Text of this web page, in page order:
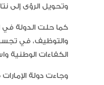
وتحويل الرؤى إلى
كما حلت الدولة في
والتوظيف، في
الكفاءات الوطنية
وجاءت دولة